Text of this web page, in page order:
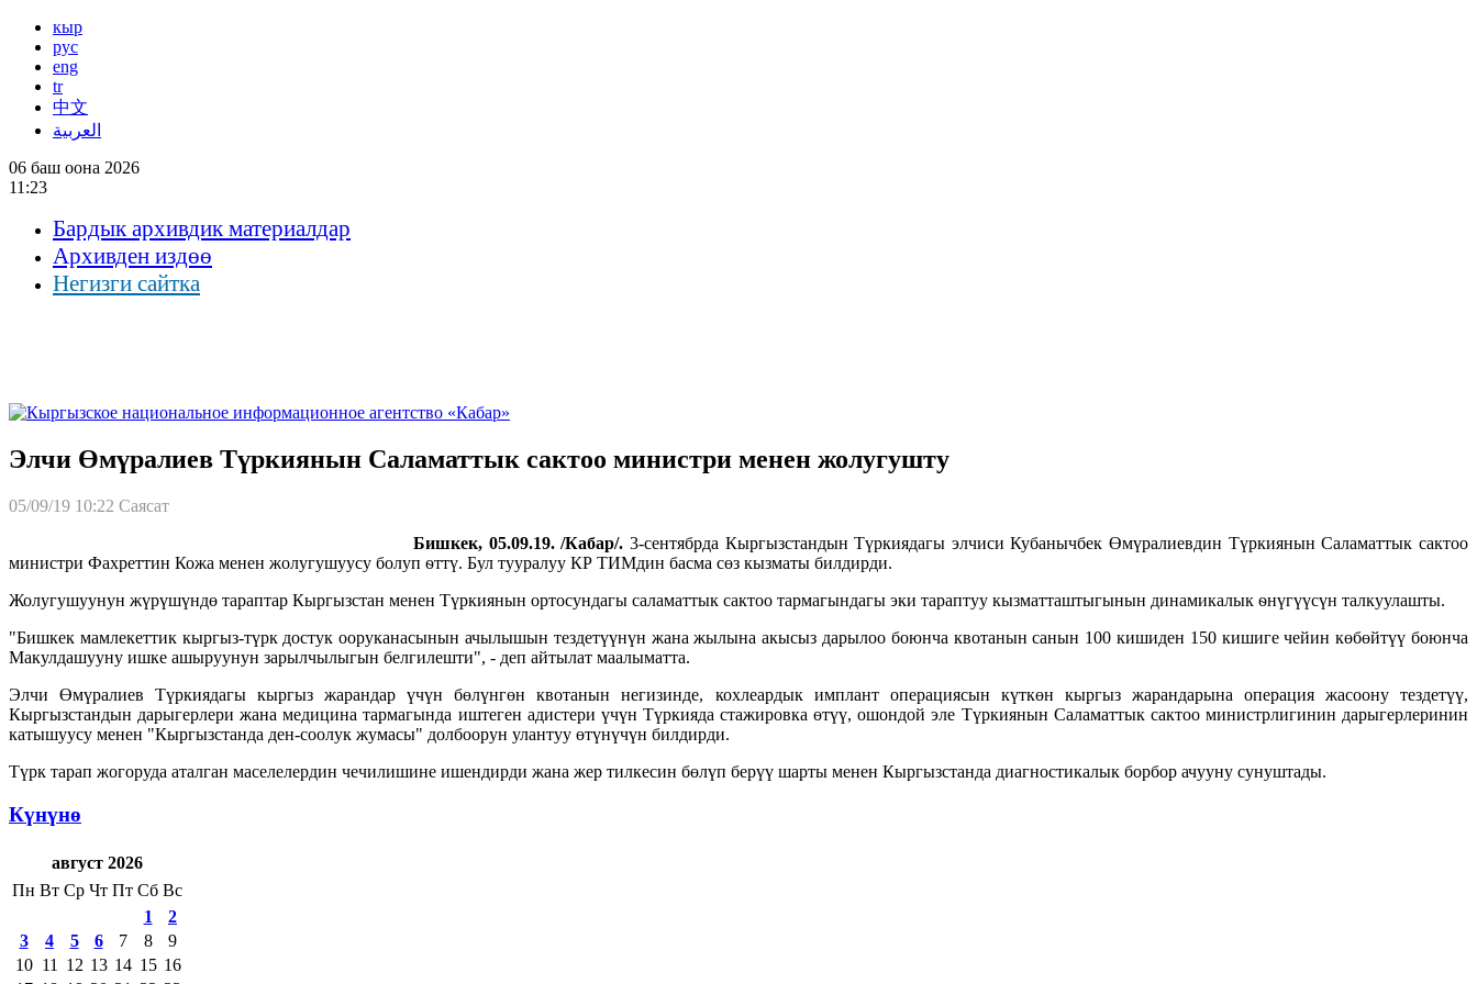
кыр
рус
eng
tr
中文
العربية
06 баш оона 2026
11:23
Бардык архивдик материалдар
Архивден издөө
Негизги сайтка
Элчи Өмүралиев Түркиянын Саламаттык сактоо министри менен жолугушту
05/09/19 10:22 Саясат
Бишкек, 05.09.19. /Кабар/. 3-сентябрда Кыргызстандын Түркиядагы элчиси Кубанычбек Өмүралиевдин Түркиянын Саламаттык сактоо
министри Фахреттин Кожа менен жолугушуусу болуп ѳттү. Бул тууралуу КР ТИМдин басма сөз кызматы билдирди.
Жолугушуунун жүрүшүндө тараптар Кыргызстан менен Түркиянын ортосундагы саламаттык сактоо тармагындагы эки тараптуу кызматташтыгынын динамикалык ѳнүгүүсүн талкуулашты.
"Бишкек мамлекеттик кыргыз-түрк достук ооруканасынын ачылышын тездетүүнүн жана жылына акысыз дарылоо боюнча квотанын санын 100 кишиден 150 кишиге чейин көбөйтүү боюнча
Макулдашууну ишке ашыруунун зарылчылыгын белгилешти", - деп айтылат маалыматта.
Элчи Өмүралиев Түркиядагы кыргыз жарандар үчүн бөлүнгөн квотанын негизинде, кохлеардык имплант операциясын күткөн кыргыз жарандарына операция жасоону тездетүү,
Кыргызстандын дарыгерлери жана медицина тармагында иштеген адистери үчүн Түркияда стажировка өтүү, ошондой эле Түркиянын Саламаттык сактоо министрлигинин дарыгерлеринин
катышуусу менен "Кыргызстанда ден-соолук жумасы" долбоорун улантуу өтүнүчүн билдирди.
Түрк тарап жогоруда аталган маселелердин чечилишине ишендирди жана жер тилкесин бөлүп берүү шарты менен Кыргызстанда диагностикалык борбор ачууну сунуштады.
Күнүнө
август 2026
Пн Вт Ср Чт Пт Сб Вс
1
2
3
4 5 6 7 8
9
10 11 12 13 14 15 16